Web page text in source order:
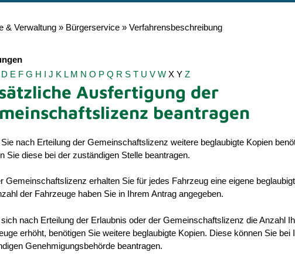
& Verwaltung » Bürgerservice » Verfahrensbeschreibung
D E F G H I J K L M N O P Q R S T U V W X Y Z
Ausfertigung der
beantragen
nach Erteilung der Gemeinschaftslizenz weitere beglaubigte Kopien
Sie diese bei der zuständigen Stelle beantragen.
Gemeinschaftslizenz erhalten Sie für jedes Fahrzeug eine eigene
der Fahrzeuge haben Sie in Ihrem Antrag angegeben.
nach Erteilung der Erlaubnis oder der Gemeinschaftslizenz die Anzahl
erhöht, benötigen Sie weitere beglaubigte Kopien. Diese können Sie bei
Genehmigungsbehörde beantragen.